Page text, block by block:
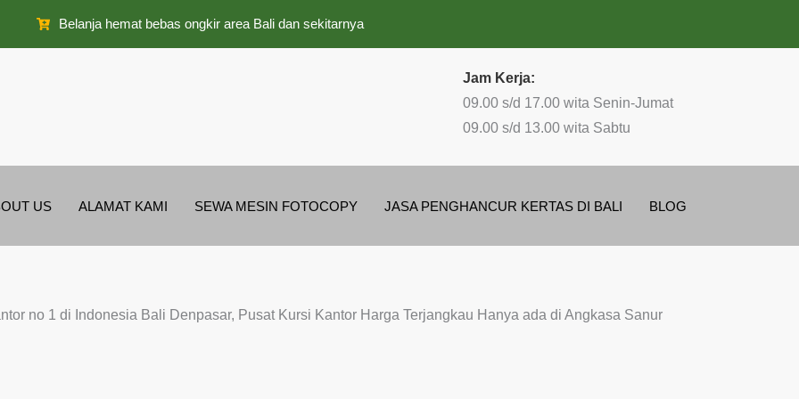
Belanja hemat bebas ongkir area Bali dan sekitarnya
Jam Kerja:
09.00 s/d 17.00 wita Senin-Jumat
09.00 s/d 13.00 wita Sabtu
US ALAMAT KAMI SEWA MESIN FOTOCOPY JASA PENGHANCUR KERTAS DI BALI BLOG
no 1 di Indonesia Bali Denpasar, Pusat Kursi Kantor Harga Terjangkau Hanya ada di Angkasa Sanur